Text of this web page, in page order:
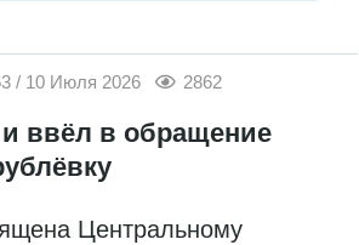
/ 10 Июля 2026 2862
ввёл в обращение
Центральному